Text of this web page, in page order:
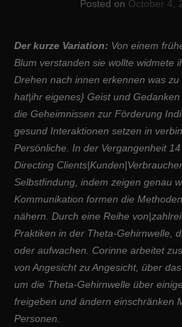
Posted on October 4,
Der kurze Variation: Von einem
Blum verstanden sie wollte widmete
Drehen nach innen erkennen was
hat|ihr eigenes} Geist und
die Geheimnissen zur Förderung
gesund Interaktionen setzen in
Persönliche. In der Vergangenheit
Directing
Selbstfindung, indem zeigen genau
Kommunikation formen die
nähern. Durch eine Reihe
Praktiken in der Theta-Gehirnwelle,
oder aufwachen. Corinne arbeitet
von Angesicht zu Angesicht, über
um die Theta-Gehirnwelle über
freigeben und ändern einschränken
Personen.